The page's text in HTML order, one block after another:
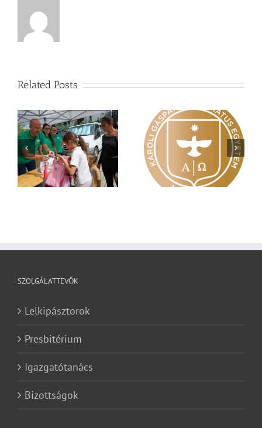
Related Posts
Nagy érdeklődés övezi
a Károli képzéseit
Vasárnapi üzenet –
Zsoltárok 149
SZOLGÁLATTEVŐK
Lelkipásztorok
Presbitérium
Igazgatótanács
Bizottságok